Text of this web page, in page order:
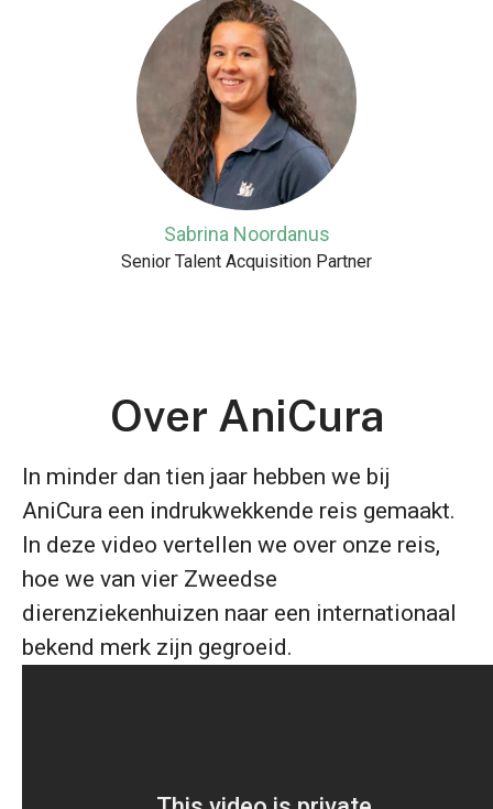
Sabrina Noordanus
Senior Talent Acquisition Partner
Over AniCura
In minder dan tien jaar hebben we bij
AniCura een indrukwekkende reis gemaakt.
In deze video vertellen we over onze reis,
hoe we van vier Zweedse
dierenziekenhuizen naar een internationaal
bekend merk zijn gegroeid.